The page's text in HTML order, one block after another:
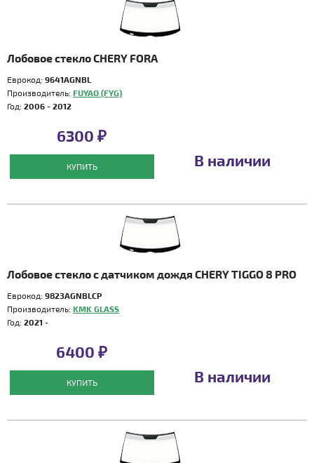
Лобовое стекло CHERY FORA
Еврокод: 9641AGNBL
Производитель: FUYAO (FYG)
Год: 2006 - 2012
6300 ₽
КУПИТЬ В наличии
Лобовое стекло с датчиком дождя CHERY TIGGO 8 PRO
Еврокод: 9823AGNBLCP
Производитель: KMK GLASS
Год: 2021 -
6400 ₽
КУПИТЬ В наличии